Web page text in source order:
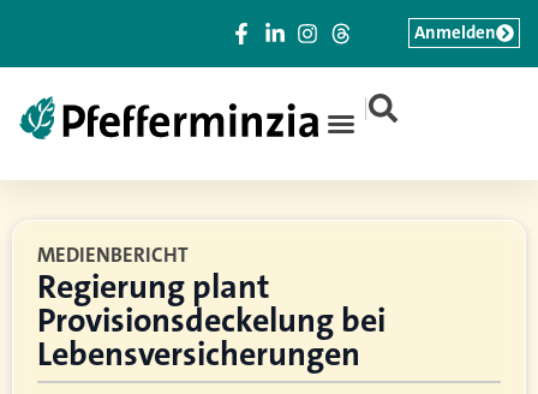
|
Anmelden
MEDIENBERICHT
Regierung plant
Provisionsdeckelung bei
Lebensversicherungen